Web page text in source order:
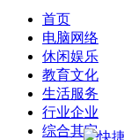
首页
电脑网络
休闲娱乐
教育文化
生活服务
行业企业
综合其它